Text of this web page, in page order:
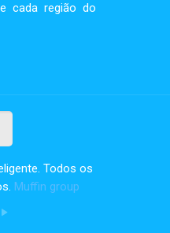
cada região do
Todos os
Muffin group